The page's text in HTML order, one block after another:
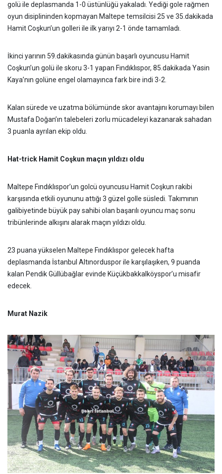
golü ile deplasmanda 1-0 üstünlüğü yakaladı. Yediği gole rağmen
oyun disiplininden kopmayan Maltepe temsilcisi 25 ve 35.dakikada
Hamit Coşkun’un golleri ile ilk yarıyı 2-1 önde tamamladı.
İkinci yarının 59.dakikasında günün başarlı oyuncusu Hamit
Coşkun’un golü ile skoru 3-1 yapan Fındıklıspor, 85.dakikada Yasin
Kaya’nın golüne engel olamayınca fark bire indi 3-2.
Kalan sürede ve uzatma bölümünde skor avantajını korumayı bilen
Mustafa Doğan’ın talebeleri zorlu mücadeleyi kazanarak sahadan
3 puanla ayrılan ekip oldu.
Hat-trick Hamit Coşkun maçın yıldızı oldu
Maltepe Fındıklıspor’un golcü oyuncusu Hamit Coşkun rakibi
karşısında etkili oyununu attığı 3 güzel golle süsledi. Takımının
galibiyetinde büyük pay sahibi olan başarılı oyuncu maç sonu
tribünlerinde alkışını alarak maçın yıldızı oldu.
23 puana yükselen Maltepe Fındıklıspor gelecek hafta
deplasmanda İstanbul Altınorduspor ile karşılaşıken, 9 puanda
kalan Pendik Güllübağlar evinde Küçükbakkalköyspor’u misafir
edecek.
Murat Nazik